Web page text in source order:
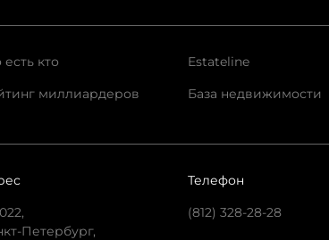
есть кто
миллиардеров
Estateline
База недвижимости
Петербург,
Телефон
(812) 328-28-28